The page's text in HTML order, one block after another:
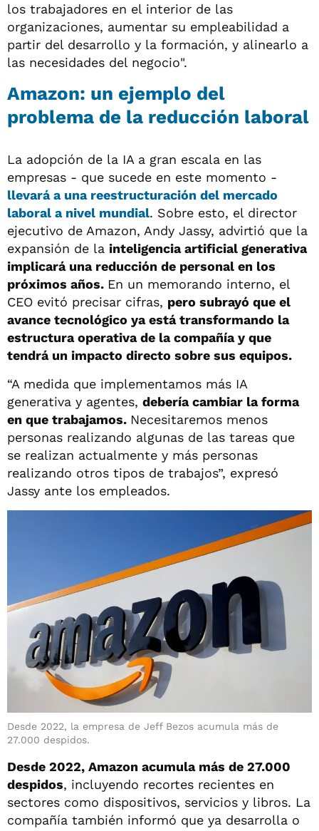
los trabajadores en el interior de las
organizaciones, aumentar su empleabilidad a
partir del desarrollo y la formación, y alinearlo a
las necesidades del negocio".
Amazon: un ejemplo del
problema de la reducción laboral
La adopción de la IA a gran escala en las
empresas - que sucede en este momento -
llevará a una reestructuración del mercado
laboral a nivel mundial. Sobre esto, el director
ejecutivo de Amazon, Andy Jassy, advirtió que la
expansión de la inteligencia artificial generativa
implicará una reducción de personal en los
próximos años. En un memorando interno, el
CEO evitó precisar cifras, pero subrayó que el
avance tecnológico ya está transformando la
estructura operativa de la compañía y que
tendrá un impacto directo sobre sus equipos.
“A medida que implementamos más IA
generativa y agentes, debería cambiar la forma
en que trabajamos. Necesitaremos menos
personas realizando algunas de las tareas que
se realizan actualmente y más personas
realizando otros tipos de trabajos”, expresó
Jassy ante los empleados.
Desde 2022, la empresa de Jeff Bezos acumula más de
27.000 despidos.
Desde 2022, Amazon acumula más de 27.000
despidos, incluyendo recortes recientes en
sectores como dispositivos, servicios y libros. La
compañía también informó que ya desarrolla o